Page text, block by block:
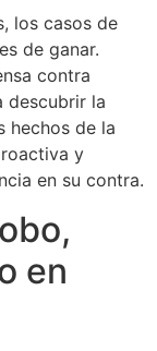
los casos de
de ganar.
contra
descubrir la
hechos de la
y
en su contra.
en